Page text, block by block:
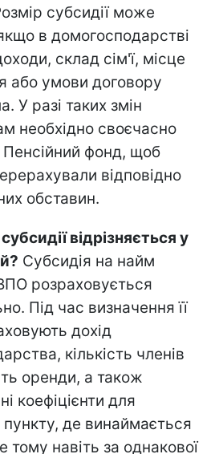
субсидії може
в домогосподарстві
склад сім'ї, місце
або умови договору
У разі таких змін
необхідно своєчасно
Пенсійний фонд, щоб
відповідно
обставин.
відрізняється у
Субсидія на найм
розраховується
Під час визначення її
дохід
кількість членів
оренди, а також
коефіцієнти для
пункту, де винаймається
навіть за однакової